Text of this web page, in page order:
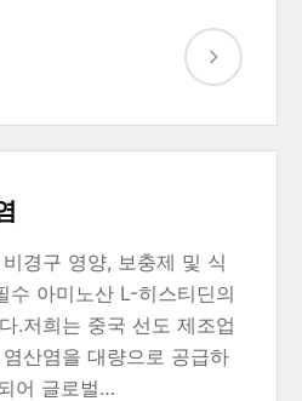
경구 영양, 보충제 및 식
수 아미노산 L-히스티딘의
.저희는 중국 선도 제조업
산염을 대량으로 공급하
어 글로벌…